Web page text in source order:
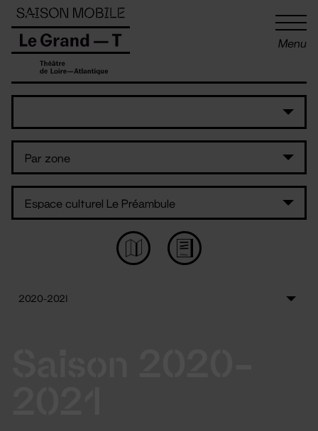
Menu
Panneau de gestion des cookies